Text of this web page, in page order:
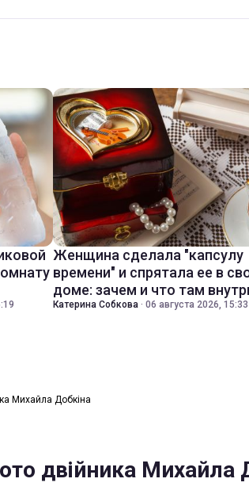
Женщина сделала "капсулу
времени" и спрятала ее в
доме: зачем и что там
Катерина Собкова · 06 августа 2026, 15:33
Михайла Добкіна
двійника Михайла